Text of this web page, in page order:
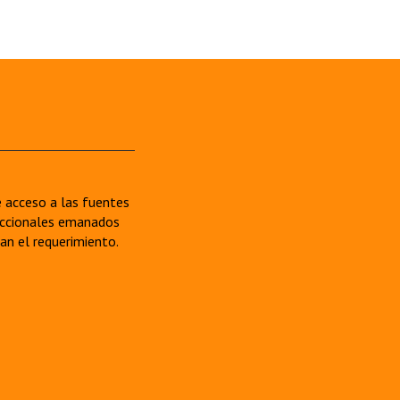
acceso a las fuentes
emanados
el requerimiento.